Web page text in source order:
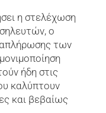
η στελέχωση
ο
των
ήδη στις
καλύπτουν
και βεβαίως